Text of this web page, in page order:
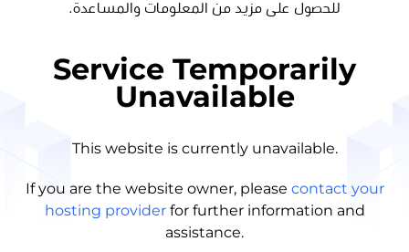
للحصول على مزيد من المعلومات والمساعدة.
Service Temporarily
Unavailable
This website is currently unavailable.
If you are the website owner, please contact your
hosting provider for further information and
assistance.